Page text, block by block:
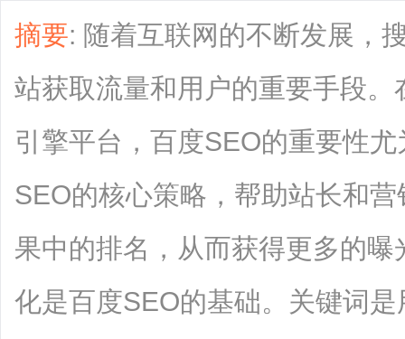
摘要: 随着互联网的不断发展，
站获取流量和用户的重要手段
引擎平台，百度SEO的重要性
SEO的核心策略，帮助站长和
果中的排名，从而获得更多的
化是百度SEO的基础。关键词